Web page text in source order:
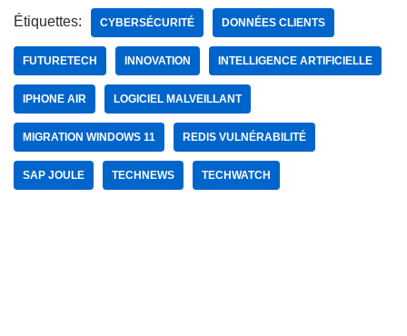
Étiquettes: CYBERSÉCURITÉ DONNÉES CLIENTS
FUTURETECH INNOVATION INTELLIGENCE ARTIFICIELLE
IPHONE AIR LOGICIEL MALVEILLANT
MIGRATION WINDOWS 11 REDIS VULNÉRABILITÉ
SAP JOULE TECHNEWS TECHWATCH